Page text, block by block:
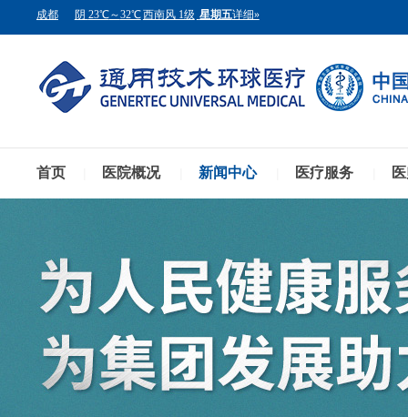
首页 医院概况 新闻中心 医疗服务